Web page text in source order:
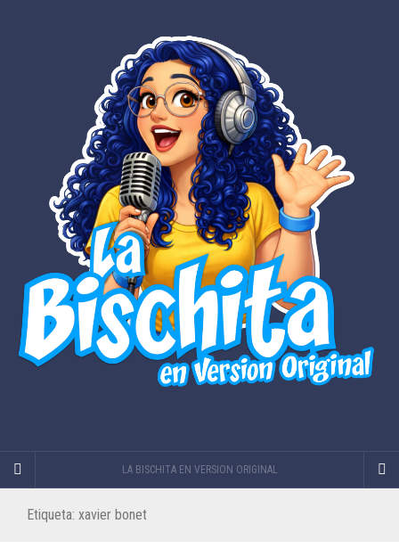
LA BISCHITA EN VERSION ORIGINAL
Etiqueta: xavier bonet